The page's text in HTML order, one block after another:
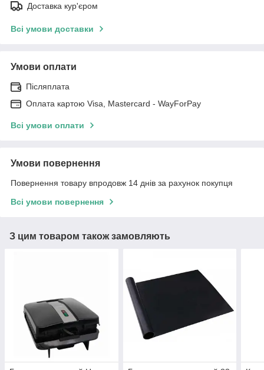
Доставка кур'єром
Всі умови доставки
Умови оплати
Післяплата
Оплата картою Visa, Mastercard - WayForPay
Всі умови оплати
Умови повернення
Повернення товару впродовж 14 днів за рахунок покупця
Всі умови повернення
З цим товаром також замовляють